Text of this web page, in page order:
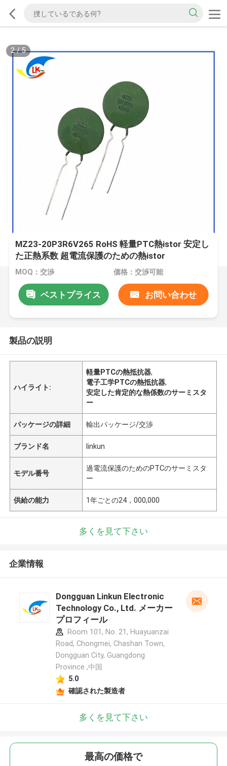
2/5
MZ23-20P3R6V265 RoHS 軽量PTC熱istor 安定し
た正熱系数 超電流保護のための熱istor
MOQ：交渉 価格：交渉可能
ベストプライス お問い合わせ
製品の説明
ハイライト:
軽量PTCの熱抵抗器,
電子工学PTCの熱抵抗器,
安定した肯定的な熱係数のサーミスタ
ー
パッケージの詳細 輸出パッケージ/交渉
ブランド名 linkun
モデル番号
過電流保護のためのPTCのサーミスタ
ー
供給の能力 1年ごとの24，000,000
多くを見て下さい
企業情報
Dongguan Linkun Electronic
Technology Co., Ltd. メーカー
プロフィール
Room 101, No. 21, Huayuanzai
Road, Chongmei, Chashan Town,
Dongguan City, Guangdong
Province ,中国
5.0
確認された製造者
多くを見て下さい
最高の価格で